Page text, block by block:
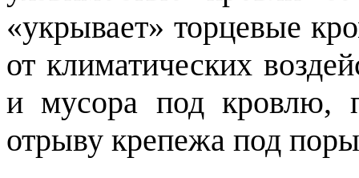
«укрывает» торцевые
от климатических
и мусора под кровлю,
отрыву крепежа под